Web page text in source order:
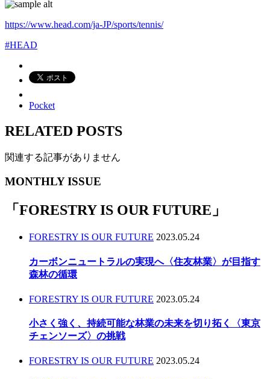
https://www.head.com/ja-JP/sports/tennis/
#HEAD
Pocket
RELATED POSTS
関連する記事がありません
MONTHLY ISSUE
「 FORESTRY IS OUR FUTURE 」
FORESTRY IS OUR FUTURE 2023.05.24
カーボンニュートラルの実現へ〈住友林業〉が目指す
森林の循環
FORESTRY IS OUR FUTURE 2023.05.24
小さく強く、持続可能な林業の未来を切り拓く〈東京
チェンソーズ〉の挑戦
FORESTRY IS OUR FUTURE 2023.05.24